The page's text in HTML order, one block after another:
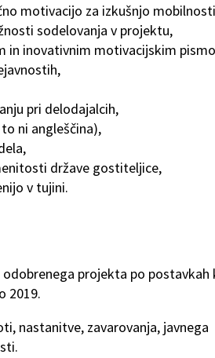
motivacijo za izkušnjo
sodelovanja v projektu,
in inovativnim motivacijskim
pri delodajalcih,
ni angleščina),
države gostiteljice,
v tujini.
projekta po
2019.
nastanitve, zavarovanja, javnega